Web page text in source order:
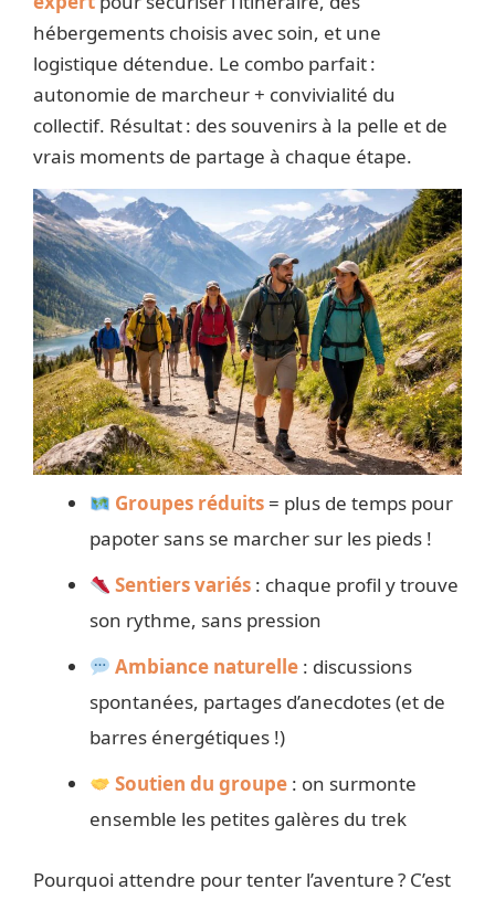
hébergements choisis avec soin, et une
logistique détendue. Le combo parfait :
autonomie de marcheur + convivialité du
collectif. Résultat : des souvenirs à la pelle et de
vrais moments de partage à chaque étape.
Groupes réduits = plus de temps pour
papoter sans se marcher sur les pieds !
Sentiers variés : chaque profil y trouve
son rythme, sans pression
Ambiance naturelle : discussions
spontanées, partages d’anecdotes (et de
barres énergétiques !)
Soutien du groupe : on surmonte
ensemble les petites galères du trek
Pourquoi attendre pour tenter l’aventure ? C’est